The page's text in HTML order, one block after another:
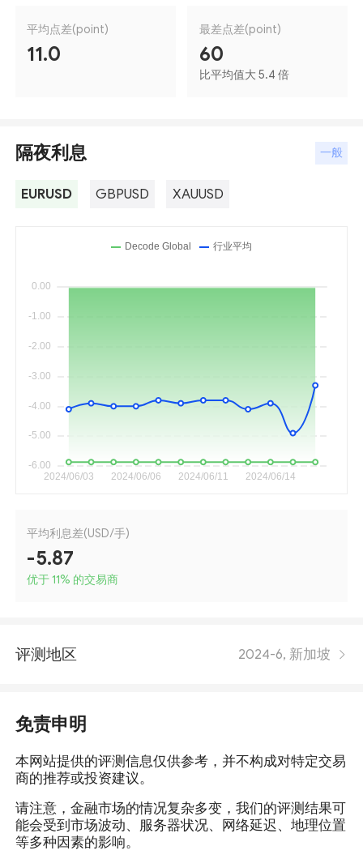
平均点差(point)
11.0
最差点差(point)
60
比平均值大 5.4 倍
隔夜利息 一般
EURUSD GBPUSD XAUUSD
平均利息差(USD/手)
-5.87
优于 11% 的交易商
评测地区 2024-6, 新加坡
免责申明
本网站提供的评测信息仅供参考，并不构成对特定交易
商的推荐或投资建议。
请注意，金融市场的情况复杂多变，我们的评测结果可
能会受到市场波动、服务器状况、网络延迟、地理位置
等多种因素的影响。